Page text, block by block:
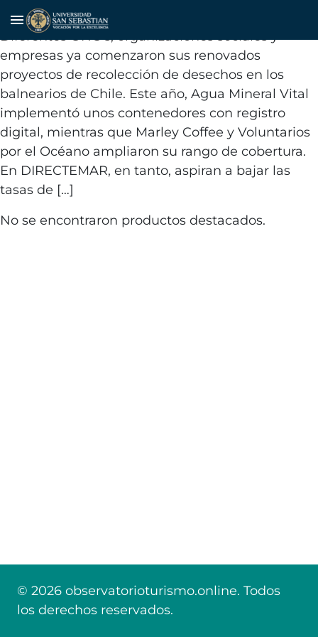
menu
Limpieza de atractivos turísticos
Diferentes ONG’s, organizaciones sociales y
empresas ya comenzaron sus renovados
proyectos de recolección de desechos en los
balnearios de Chile. Este año, Agua Mineral Vital
implementó unos contenedores con registro
digital, mientras que Marley Coffee y Voluntarios
por el Océano ampliaron su rango de cobertura.
En DIRECTEMAR, en tanto, aspiran a bajar las
tasas de […]
No se encontraron productos destacados.
© 2026 observatorioturismo.online. Todos
los derechos reservados.